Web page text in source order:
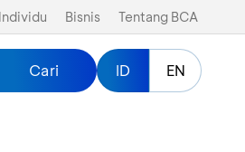
Individu Bisnis Tentang BCA
Cari ID EN